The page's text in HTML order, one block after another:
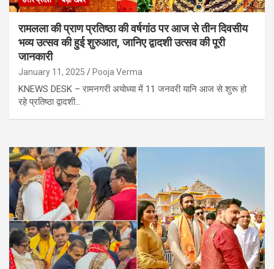
रामलला की प्राण प्रतिष्ठा की वर्षगांठ पर आज से तीन दिवसीय
भव्य उत्सव की हुई शुरुआत, जानिए द्वादशी उत्सव की पूरी
जानकारी
January 11, 2025 Pooja Verma
KNEWS DESK – रामनगरी अयोध्या में 11 जनवरी यानि आज से शुरू हो
रहे प्रतिष्ठा द्वादशी…